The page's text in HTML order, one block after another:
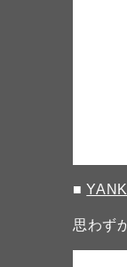
■
思わず